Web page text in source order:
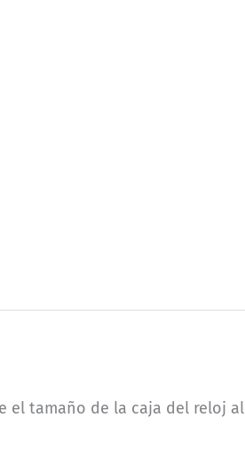
el tamaño de la caja del reloj al